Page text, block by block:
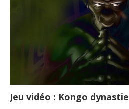
Jeu vidéo : Kongo dynastie